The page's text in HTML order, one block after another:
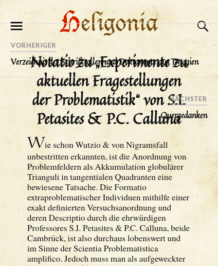
Notatio zu „Experimente zu
aktuellen Fragestellungen
der Problematistik“ von S.I.
Petasites & P.C. Calluna
Wie schon Wutzio & von Nigramsfall
unbestritten erkannten, ist die Anordnung von
Problemfeldern als Akkumulation globulärer
Trianguli in tangentialen Quadranten eine
bewiesene Tatsache. Die Formatio
extraproblematischer Individuen mithilfe einer
exakt definierten Versuchsanordnung und
deren Descriptio durch die ehrwürdigen
Professores S.I. Petasites & P.C. Calluna, beide
Cambrück, ist also durchaus lobenswert und
im Sinne der Scientia Problematistica
amplifico. Jedoch muss man als aufgeweckter
VORHERIGER
Verzeichnis der Schriftrollen und Dokumente aus Tenogien
NÄCHSTER
Quergedanken